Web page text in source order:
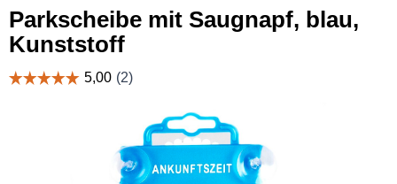
Parkscheibe mit Saugnapf, blau,
Kunststoff